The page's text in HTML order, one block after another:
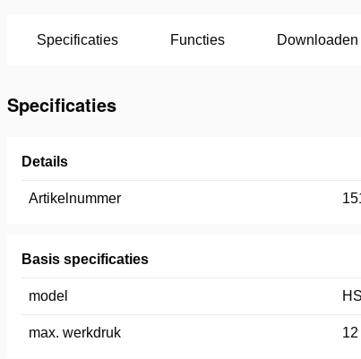
Specificaties Functies Downloaden
Specificaties
Details
Artikelnummer
Basis specificaties
model
max. werkdruk